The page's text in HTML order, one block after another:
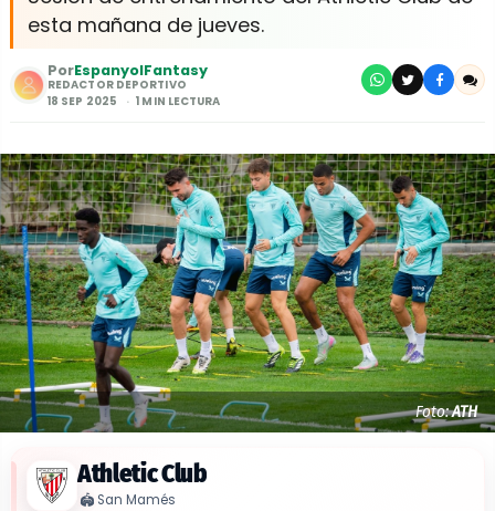
esta mañana de jueves.
PorEspanyolFantasy
REDACTOR DEPORTIVO
18 SEP 2025
1 MIN LECTURA
Foto:ATH
Athletic Club
🏟️ San Mamés